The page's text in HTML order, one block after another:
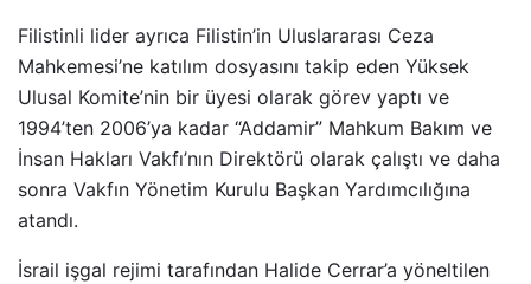
Filistinli lider ayrıca Filistin’in Uluslararası Ceza
Mahkemesi’ne katılım dosyasını takip eden Yüksek
Ulusal Komite’nin bir üyesi olarak görev yaptı ve
1994’ten 2006’ya kadar “Addamir” Mahkum Bakım ve
İnsan Hakları Vakfı’nın Direktörü olarak çalıştı ve daha
sonra Vakfın Yönetim Kurulu Başkan Yardımcılığına
atandı.
İsrail işgal rejimi tarafından Halide Cerrar’a yöneltilen